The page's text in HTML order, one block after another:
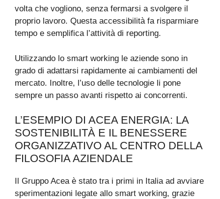
volta che vogliono, senza fermarsi a svolgere il
proprio lavoro. Questa accessibilità fa risparmiare
tempo e semplifica l’attività di reporting.
Utilizzando lo smart working le aziende sono in
grado di adattarsi rapidamente ai cambiamenti del
mercato. Inoltre, l’uso delle tecnologie li pone
sempre un passo avanti rispetto ai concorrenti.
L’ESEMPIO DI ACEA ENERGIA: LA
SOSTENIBILITÀ E IL BENESSERE
ORGANIZZATIVO AL CENTRO DELLA
FILOSOFIA AZIENDALE
Il Gruppo Acea è stato tra i primi in Italia ad avviare
sperimentazioni legate allo smart working, grazie